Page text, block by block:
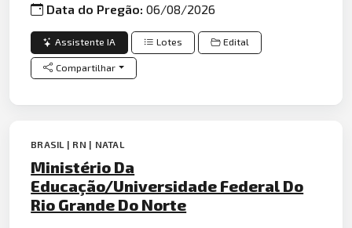
Data do Pregão:06/08/2026
Assistente IA Lotes Edital
Compartilhar
BRASIL | RN | NATAL
Ministério Da
Educação/Universidade Federal Do
Rio Grande Do Norte